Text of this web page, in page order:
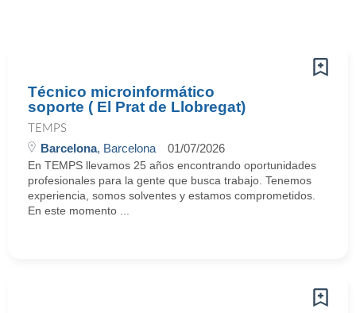
Técnico microinformático
soporte ( El Prat de Llobregat)
TEMPS
Barcelona, Barcelona 01/07/2026
En TEMPS llevamos 25 años encontrando oportunidades
profesionales para la gente que busca trabajo. Tenemos
experiencia, somos solventes y estamos comprometidos.
En este momento ...